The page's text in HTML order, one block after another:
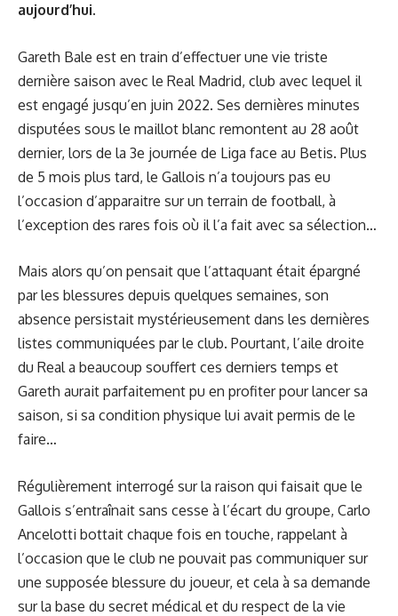
aujourd’hui.
Gareth Bale est en train d’effectuer une vie triste
dernière saison avec le Real Madrid, club avec lequel il
est engagé jusqu’en juin 2022. Ses dernières minutes
disputées sous le maillot blanc remontent au 28 août
dernier, lors de la 3e journée de Liga face au Betis. Plus
de 5 mois plus tard, le Gallois n’a toujours pas eu
l’occasion d’apparaitre sur un terrain de football, à
l’exception des rares fois où il l’a fait avec sa sélection…
Mais alors qu’on pensait que l’attaquant était épargné
par les blessures depuis quelques semaines, son
absence persistait mystérieusement dans les dernières
listes communiquées par le club. Pourtant, l’aile droite
du Real a beaucoup souffert ces derniers temps et
Gareth aurait parfaitement pu en profiter pour lancer sa
saison, si sa condition physique lui avait permis de le
faire…
Régulièrement interrogé sur la raison qui faisait que le
Gallois s’entraînait sans cesse à l’écart du groupe, Carlo
Ancelotti bottait chaque fois en touche, rappelant à
l’occasion que le club ne pouvait pas communiquer sur
une supposée blessure du joueur, et cela à sa demande
sur la base du secret médical et du respect de la vie